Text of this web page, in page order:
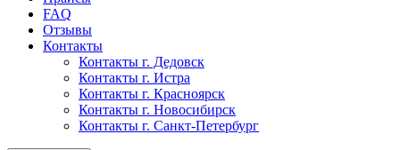
FAQ
Отзывы
Контакты
Контакты г. Дедовск
Контакты г. Истра
Контакты г. Красноярск
Контакты г. Новосибирск
Контакты г. Санкт-Петербург